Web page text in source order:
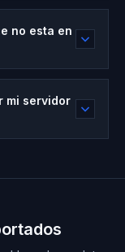
no esta en
mi servidor